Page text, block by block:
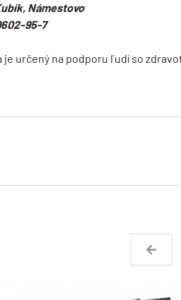
Námestovo
95-7
je určený na podporu ľudí so